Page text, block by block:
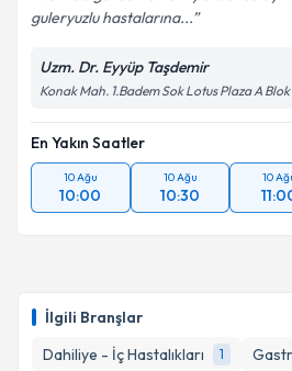
İlgili Branşlar
Dahiliye - İç Hastalıkları
1
guleryuzlu hastalarına...
Uzm. Dr. Eyyüp Taşdemir
Konak Mah. 1.Badem Sok Lotus Plaza A
En Yakın Saatler
10 Ağu
10:00
10 Ağu
10:30
10